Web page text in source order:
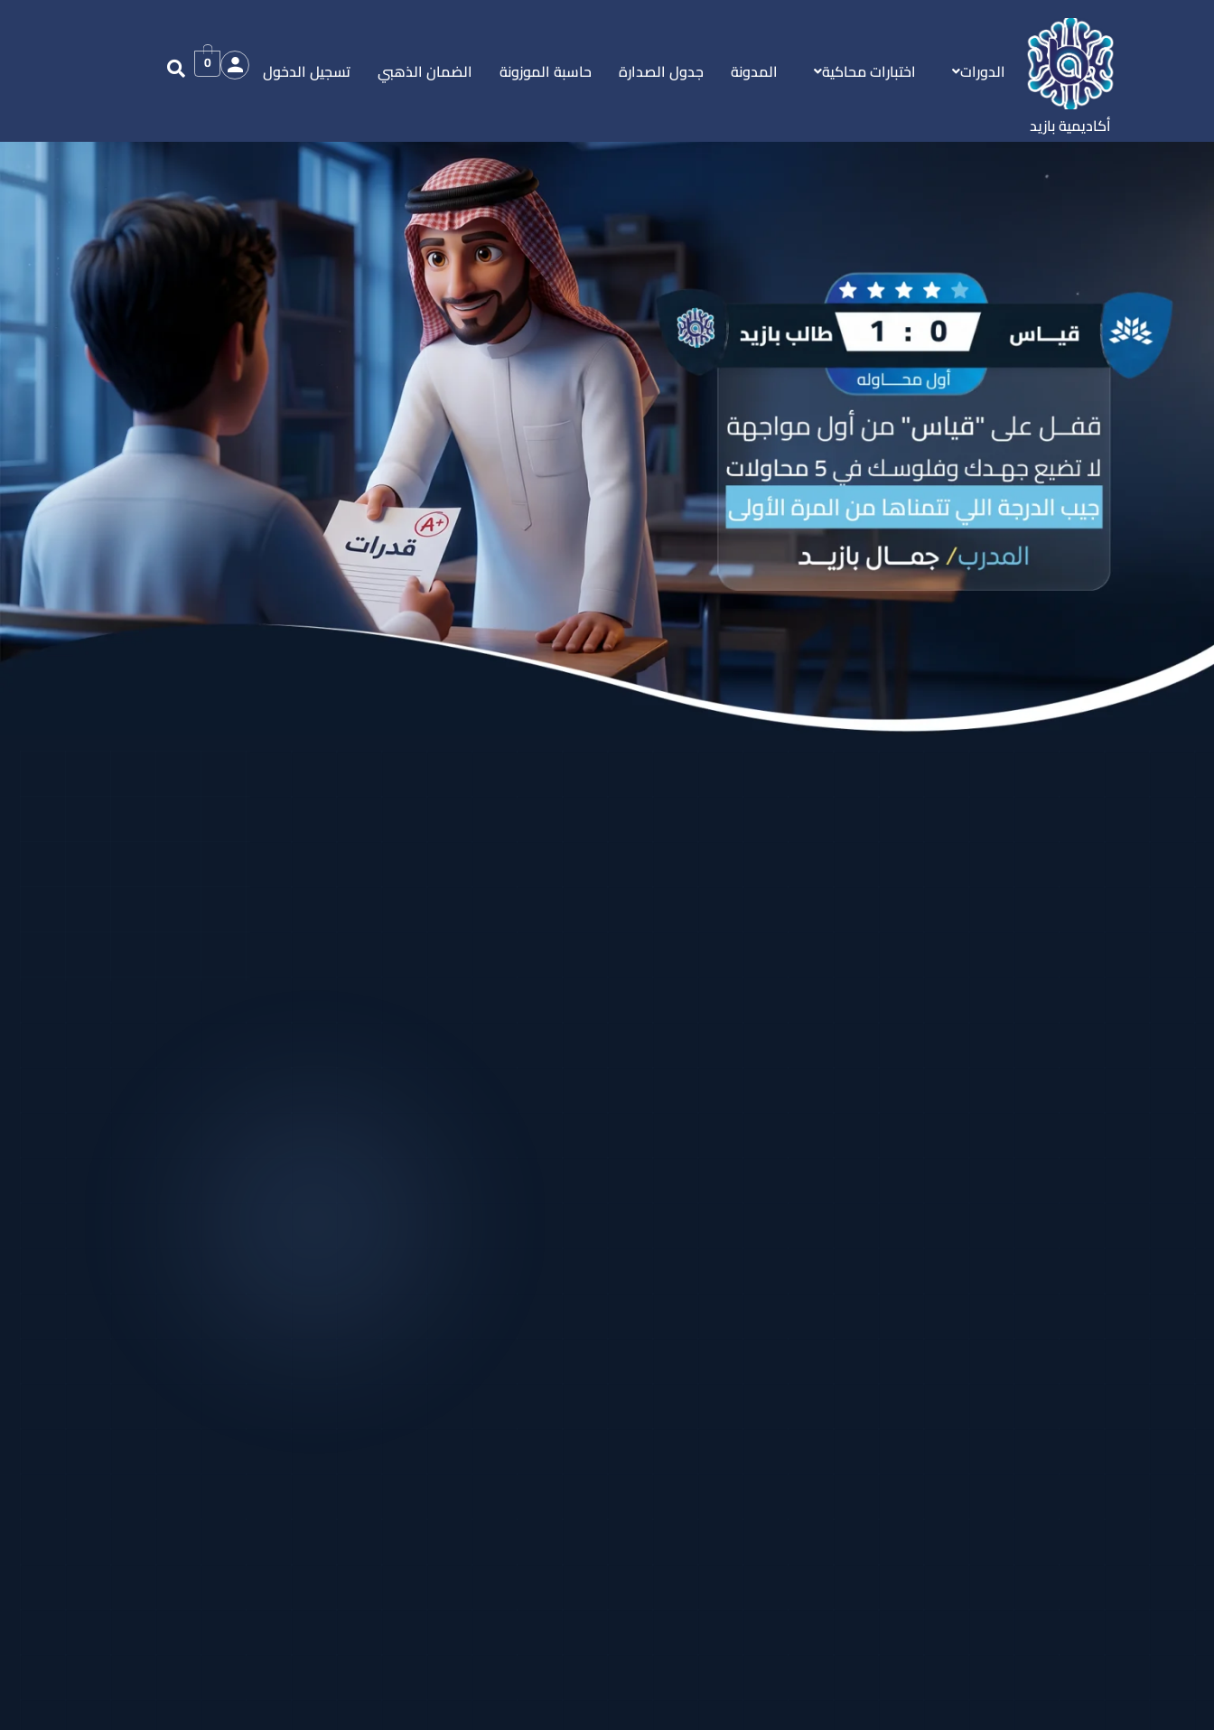
أكاديمية بازيد
الدورات اختبارات محاكية المدونة جدول الصدارة حاسبة الموزونة الضمان الذهبي تسجيل الدخول 0